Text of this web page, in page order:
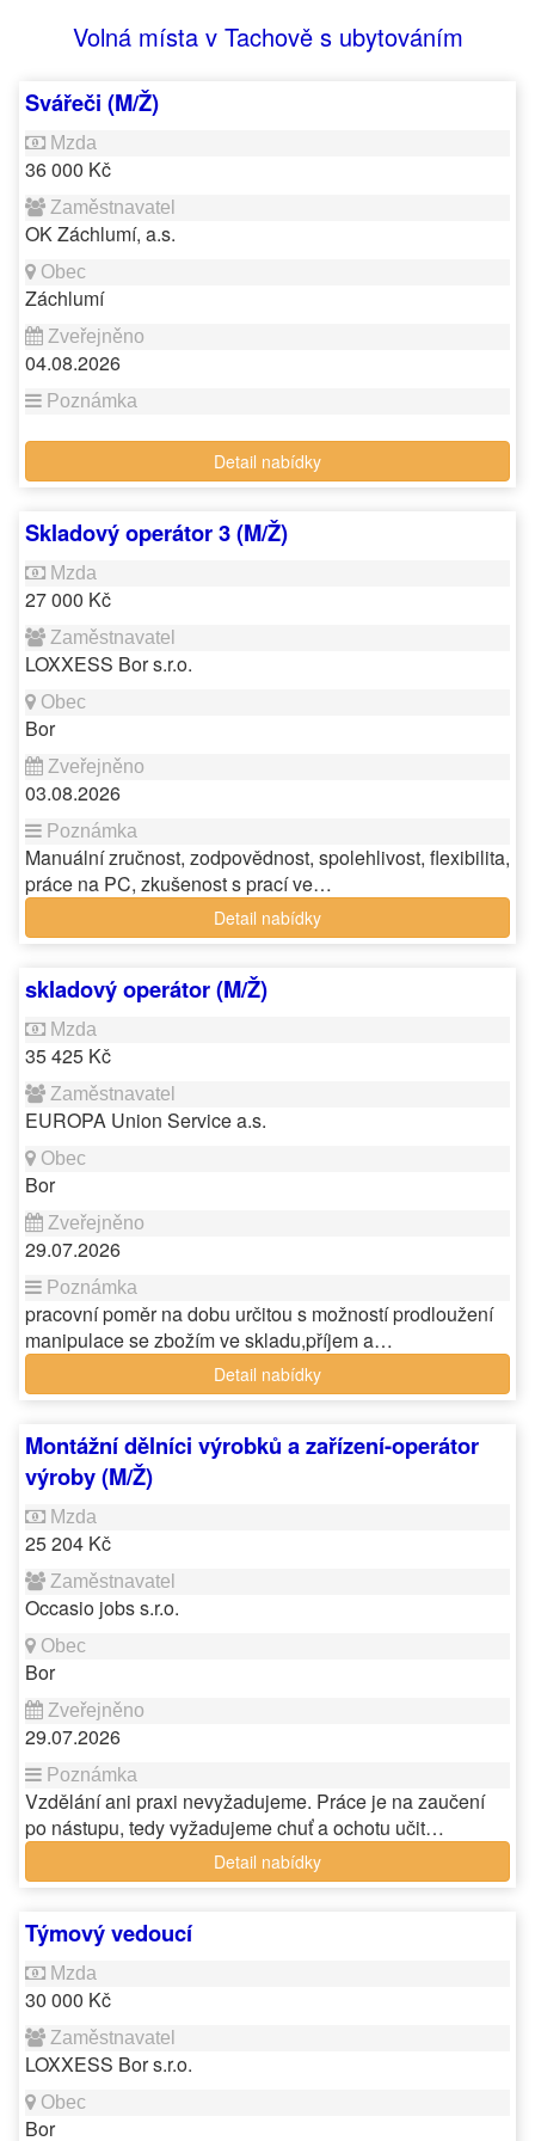
Volná místa v Tachově s ubytováním
Svářeči (M/Ž)
36 000 Kč
OK Záchlumí, a.s.
Záchlumí
04.08.2026
Detail nabídky
Skladový operátor 3 (M/Ž)
27 000 Kč
LOXXESS Bor s.r.o.
Bor
03.08.2026
Manuální zručnost, zodpovědnost, spolehlivost, flexibilita,
práce na PC, zkušenost s prací ve…
Detail nabídky
skladový operátor (M/Ž)
35 425 Kč
EUROPA Union Service a.s.
Bor
29.07.2026
pracovní poměr na dobu určitou s možností prodloužení
manipulace se zbožím ve skladu,příjem a…
Detail nabídky
Montážní dělníci výrobků a zařízení-operátor
výroby (M/Ž)
25 204 Kč
Occasio jobs s.r.o.
Bor
29.07.2026
Vzdělání ani praxi nevyžadujeme. Práce je na zaučení
po nástupu, tedy vyžadujeme chuť a ochotu učit…
Detail nabídky
Týmový vedoucí
30 000 Kč
LOXXESS Bor s.r.o.
Bor